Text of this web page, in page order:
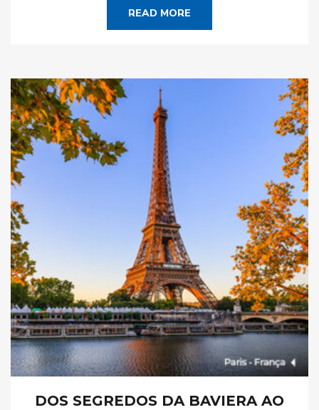
READ MORE
DOS SEGREDOS DA BAVIERA AO